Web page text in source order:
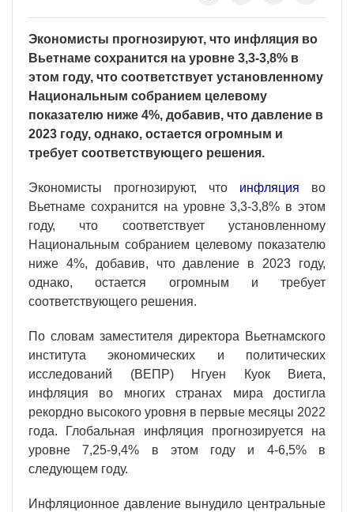
Экономисты прогнозируют, что инфляция во
Вьетнаме сохранится на уровне 3,3-3,8% в
этом году, что соответствует установленному
Национальным собранием целевому
показателю ниже 4%, добавив, что давление в
2023 году, однако, остается огромным и
требует соответствующего решения.
Экономисты прогнозируют, что инфляция во
Вьетнаме сохранится на уровне 3,3-3,8% в этом
году, что соответствует установленному
Национальным собранием целевому показателю
ниже 4%, добавив, что давление в 2023 году,
однако, остается огромным и требует
соответствующего решения.
По словам заместителя директора Вьетнамского
института экономических и политических
исследований (ВЕПР) Нгуен Куок Виета,
инфляция во многих странах мира достигла
рекордно высокого уровня в первые месяцы 2022
года. Глобальная инфляция прогнозируется на
уровне 7,25-9,4% в этом году и 4-6,5% в
следующем году.
Инфляционное давление вынудило центральные